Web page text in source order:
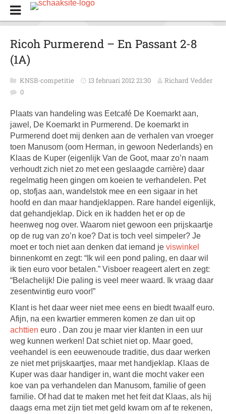
Ricoh Purmerend – En Passant 2-8
(1A)
KNSB-competitie 13 februari 2012 21:30
Richard Vedder
0
Plaats van handeling was Eetcafé De Koemarkt aan,
jawel, De Koemarkt in Purmerend. De koemarkt in
Purmerend doet mij denken aan de verhalen van vroeger
toen Manusom (oom Herman, in gewoon Nederlands) en
Klaas de Kuper (eigenlijk Van de Goot, maar zo’n naam
verhoudt zich niet zo met een geslaagde carrière) daar
regelmatig heen gingen om koeien te verhandelen. Pet
op, stofjas aan, wandelstok mee en een sigaar in het
hoofd en dan maar handjeklappen. Rare handel eigenlijk,
dat gehandjeklap. Dick en ik hadden het er op de
heenweg nog over. Waarom niet gewoon een prijskaartje
op de rug van zo’n koe? Dat is toch veel simpeler? Je
moet er toch niet aan denken dat iemand je viswinkel
binnenkomt en zegt: “Ik wil een pond paling, en daar wil
ik tien euro voor betalen.” Visboer reageert alert en zegt:
“Belachelijk! Die paling is veel meer waard. Ik vraag daar
zesentwintig euro voor!”
Klant is het daar weer niet mee eens en biedt twaalf euro.
Afijn, na een kwartier emmeren komen ze dan uit op
achttien euro . Dan zou je maar vier klanten in een uur
weg kunnen werken! Dat schiet niet op. Maar goed,
veehandel is een eeuwenoude traditie, dus daar werken
ze niet met prijskaartjes, maar met handjeklap. Klaas de
Kuper was daar handiger in, want die mocht vaker een
koe van pa verhandelen dan Manusom, familie of geen
familie. Of had dat te maken met het feit dat Klaas, als hij
daags erna met zijn tiet met geld kwam om af te rekenen,